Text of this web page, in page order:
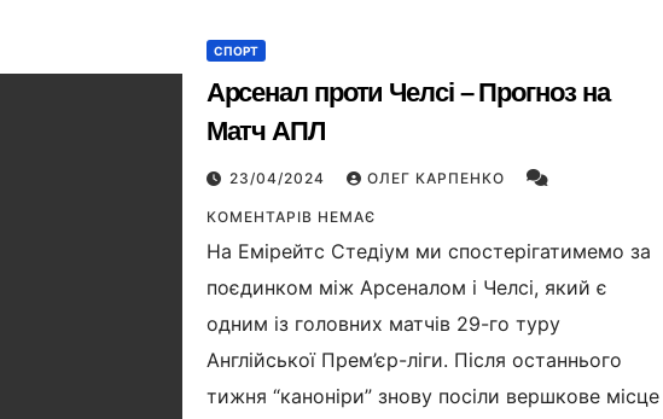
СПОРТ
Арсенал проти Челсі – Прогноз на
Матч АПЛ
23/04/2024 ОЛЕГ КАРПЕНКО
КОМЕНТАРІВ НЕМАЄ
На Емірейтс Стедіум ми спостерігатимемо за
поєдинком між Арсеналом і Челсі, який є
одним із головних матчів 29-го туру
Англійської Прем’єр-ліги. Після останнього
тижня “каноніри” знову посіли вершкове місце